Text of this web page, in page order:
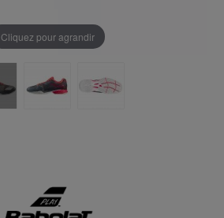
Cliquez pour agrandir